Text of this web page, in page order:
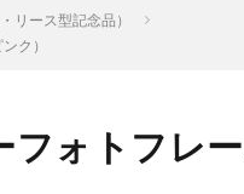
リース型記念品）
ク）
フォトフレ